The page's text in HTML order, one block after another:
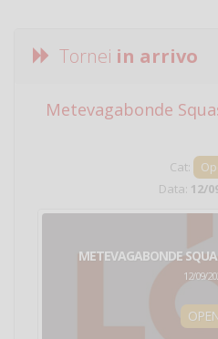
Tornei in arrivo
Metevagabonde
Cat:
Data: 12/
METEVAGABONDE
12/09/